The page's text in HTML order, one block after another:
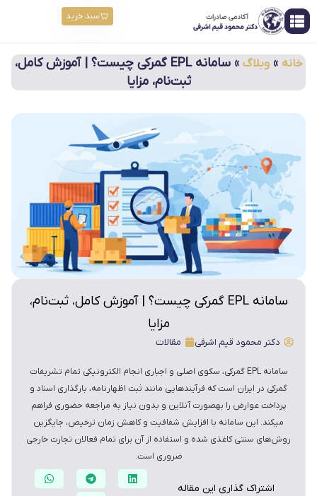
سبد خرید
خانه »وبلاگ »
سامانه EPL گمرکی چیست؟ | آموزش کامل،
ثبت‌نام، مزایا
سامانه EPL گمرکی چیست؟ | آموزش کامل، ثبت‌نام،
مزایا
دکتر محمود قیم اشرفی مقالات
سامانه EPL گمرکی، سکوی اصلی و اجباری انجام الکترونیکی تمام تشریفات
گمرکی در ایران است که فرآیندهایی مانند ثبت اظهارنامه، بارگذاری اسناد و
پرداخت عوارض را بهصورت آنلاین و بدون نیاز به مراجعه حضوری فراهم
میکند. این سامانه با افزایش شفافیت و کاهش زمان ترخیص، جایگزین
روش‌های سنتی کاغذی شده و استفاده از آن برای تمام فعالان تجارت خارجی
ضروری است.
اشتراک گذاری این مقاله